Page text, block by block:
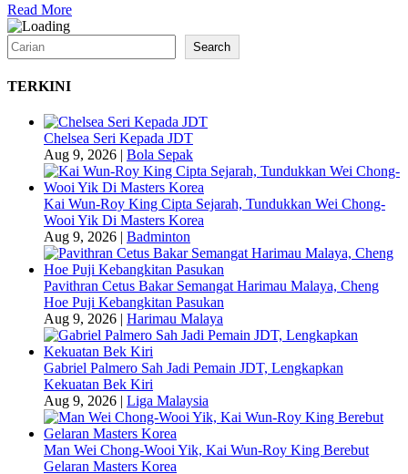
Read More
Search Search
TERKINI
Chelsea Seri Kepada JDT
Aug 9, 2026
Bola Sepak
Kai Wun-Roy King Cipta Sejarah, Tundukkan Wei Chong-
Wooi Yik Di Masters Korea
Aug 9, 2026
Badminton
Pavithran Cetus Bakar Semangat Harimau Malaya, Cheng
Hoe Puji Kebangkitan Pasukan
Aug 9, 2026
Harimau Malaya
Gabriel Palmero Sah Jadi Pemain JDT, Lengkapkan
Kekuatan Bek Kiri
Aug 9, 2026
Liga Malaysia
Man Wei Chong-Wooi Yik, Kai Wun-Roy King Berebut
Gelaran Masters Korea